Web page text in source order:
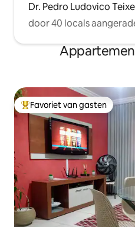
Dr. Pedro Ludovico
door 40 locals
Topfavoriet van gasten
Favoriet van gasten